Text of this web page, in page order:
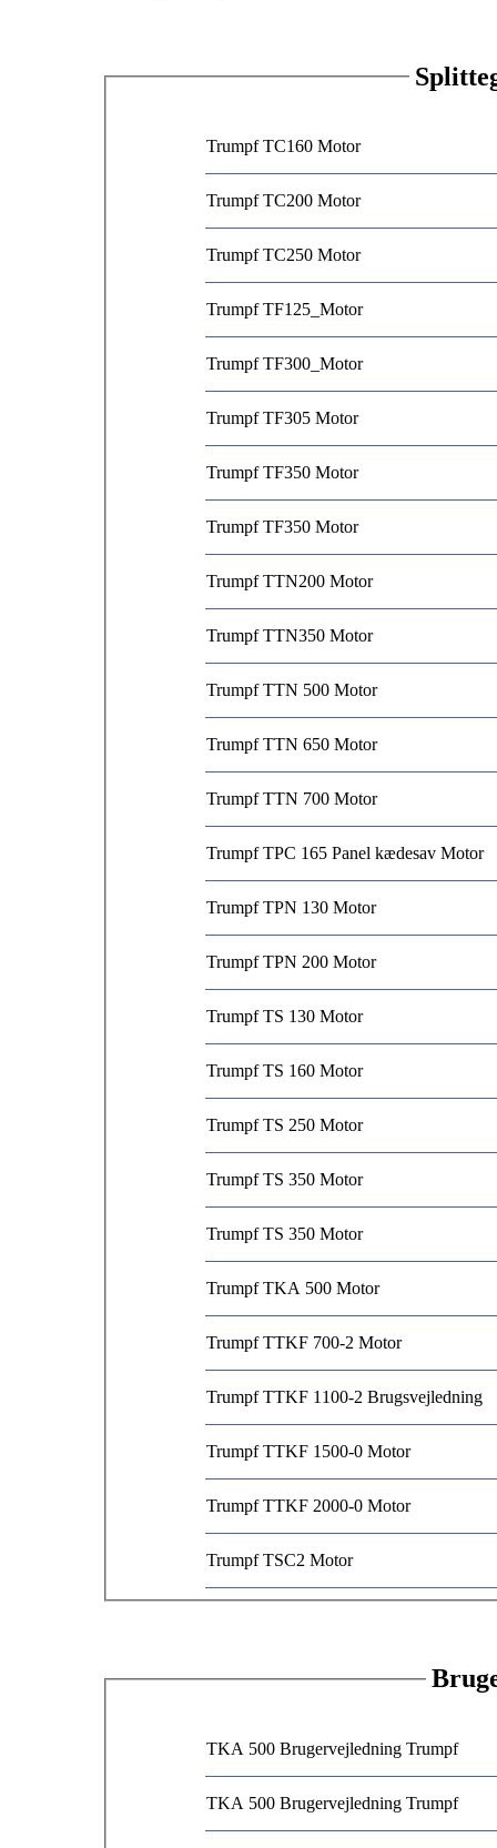
Trumpf TC160 Motor
Trumpf TC200 Motor
Trumpf TC250 Motor
Trumpf TF125_Motor
Trumpf TF300_Motor
Trumpf TF305 Motor
Trumpf TF350 Motor
Trumpf TF350 Motor
Trumpf TTN200 Motor
Trumpf TTN350 Motor
Trumpf TTN 500 Motor
Trumpf TTN 650 Motor
Trumpf TTN 700 Motor
Trumpf TPC 165 Panel kædesav Motor
Trumpf TPN 130 Motor
Trumpf TPN 200 Motor
Trumpf TS 130 Motor
Trumpf TS 160 Motor
Trumpf TS 250 Motor
Trumpf TS 350 Motor
Trumpf TS 350 Motor
Trumpf TKA 500 Motor
Trumpf TTKF 700-2 Motor
Trumpf TTKF 1100-2 Brugsvejledning
Trumpf TTKF 1500-0 Motor
Trumpf TTKF 2000-0 Motor
Trumpf TSC2 Motor
TKA 500 Brugervejledning Trumpf
TKA 500 Brugervejledning Trumpf